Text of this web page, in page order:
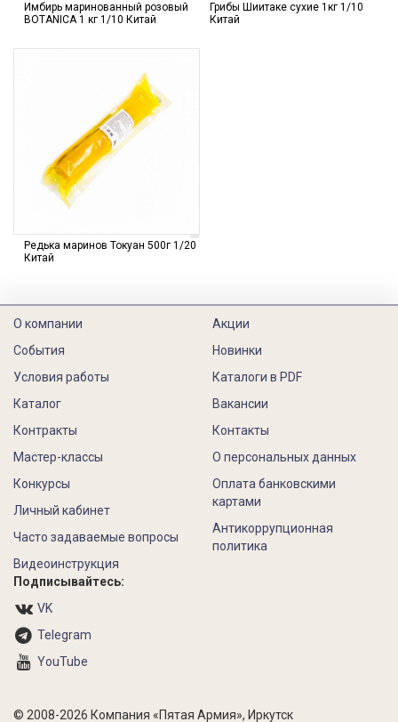
Имбирь маринованный розовый
BOTANICA 1 кг 1/10 Китай
Грибы Шиитаке сухие 1кг 1/10
Китай
Редька маринов Токуан 500г 1/20
Китай
О компании
События
Условия работы
Каталог
Контракты
Акции
Новинки
Каталоги в PDF
Вакансии
Контакты
Мастер-классы
Конкурсы
Личный кабинет
Часто задаваемые вопросы
Видеоинструкция
О персональных данных
Оплата банковскими
картами
Антикоррупционная
политика
Подписывайтесь:
VK
Telegram
YouTube
© 2008-2026 Компания «Пятая Армия», Иркутск